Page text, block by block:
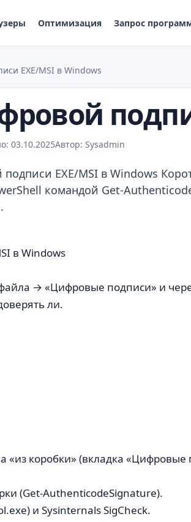
Оптимизация Запрос
EXE/MSI в Windows
03.10.2025Автор: Sysadmin
EXE/MSI в Windows
командой Get-
в Windows
→ «Цифровые подписи» и
ли.
«из коробки» (вкладка «Цифровые
(Get-AuthenticodeSignature).
и Sysinternals SigCheck.